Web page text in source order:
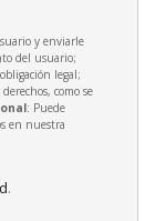
y enviarle
del usuario;
legal;
como se
: Puede
en nuestra
.